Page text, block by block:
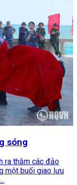
sóng
ra thăm các đảo
một buổi giao lưu